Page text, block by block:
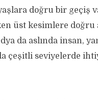
doğru bir geçiş
üst kesimlere doğru
da aslında insan,
çeşitli seviyelerde